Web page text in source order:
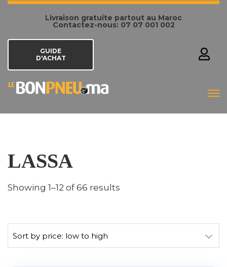
Livraison gratuite partout au Maroc
Contactez-nous: 07 07 001 002
GUIDE
D'ACHAT
LASSA
Showing 1–12 of 66 results